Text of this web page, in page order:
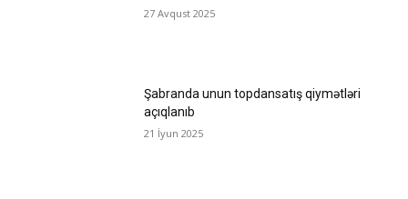
27 Avqust 2025
Şabranda unun topdansatış qiymətləri
açıqlanıb
21 İyun 2025